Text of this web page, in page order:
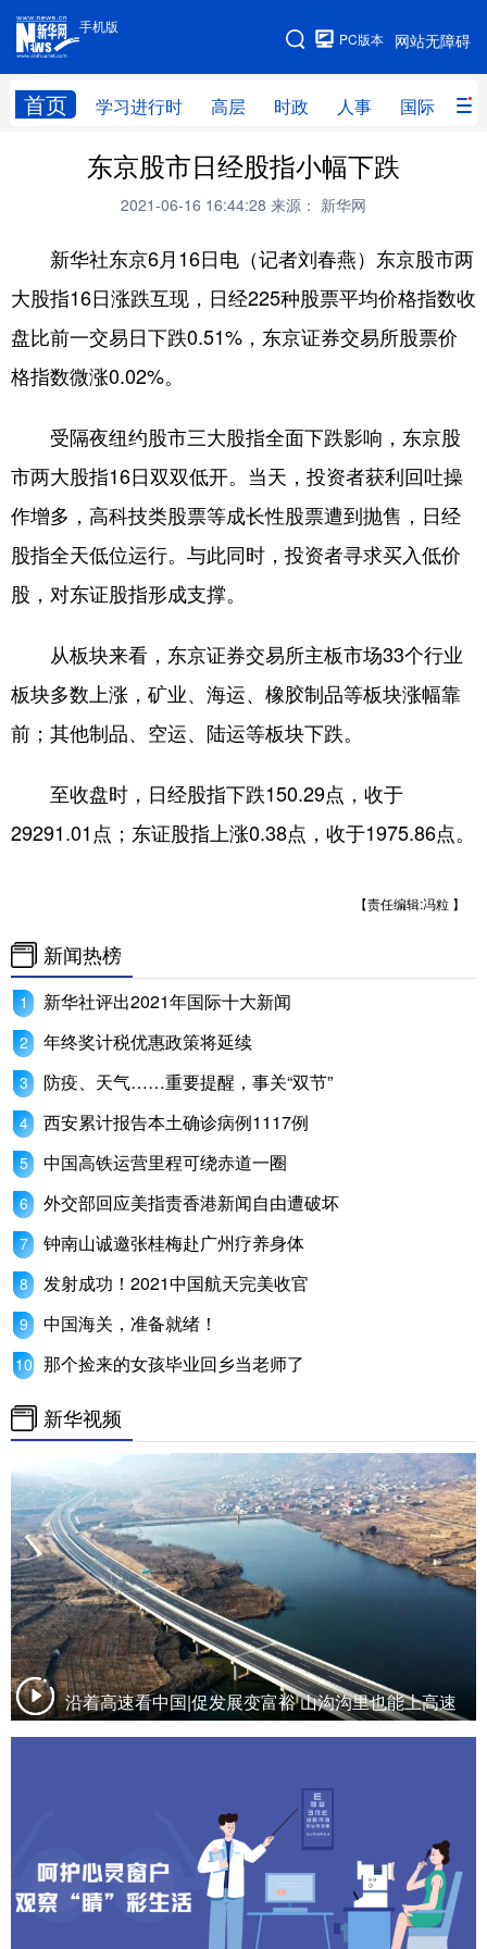
手机版
网站无障碍
PC版本
首页 学习进行时 高层 时政 人事 国际 财
手机版
网站地图
学习进行时 高层 时政
财经 网评
台湾 思客智库 全球连线 教育
科技 科创 量子 体育
文化 书画 健康 军事
访谈
法律 中央文件 金融 汽车
食品 人居 信息化 数字经济
学术中国 乡村振兴 银龄 溯源中国
公益 一带一路 亚太网 上市公司
文化产业
地方频道
北京 天津 河北 山西
山东 河南 湖北 湖南
四川 贵州 云南
陕西 甘肃 青海
新疆 内蒙古 黑龙江
多语种频道
English Español Français
东京股市日经股指小幅下跌
2021-06-16 16:44:28 来源： 新华网
新华社东京6月16日电（记者刘春燕）东京股市两
大股指16日涨跌互现，日经225种股票平均价格指数收
盘比前一交易日下跌0.51%，东京证券交易所股票价
格指数微涨0.02%。
受隔夜纽约股市三大股指全面下跌影响，东京股
市两大股指16日双双低开。当天，投资者获利回吐操
作增多，高科技类股票等成长性股票遭到抛售，日经
股指全天低位运行。与此同时，投资者寻求买入低价
股，对东证股指形成支撑。
从板块来看，东京证券交易所主板市场33个行业
板块多数上涨，矿业、海运、橡胶制品等板块涨幅靠
前；其他制品、空运、陆运等板块下跌。
至收盘时，日经股指下跌150.29点，收于
29291.01点；东证股指上涨0.38点，收于1975.86点。
【责任编辑:冯粒 】
新闻热榜
新华社评出2021年国际十大新闻
年终奖计税优惠政策将延续
防疫、天气……重要提醒，事关“双节”
西安累计报告本土确诊病例1117例
中国高铁运营里程可绕赤道一圈
外交部回应美指责香港新闻自由遭破坏
钟南山诚邀张桂梅赴广州疗养身体
发射成功！2021中国航天完美收官
中国海关，准备就绪！
那个捡来的女孩毕业回乡当老师了
新华视频
沿着高速看中国|促发展变富裕 山沟沟里也能上高速